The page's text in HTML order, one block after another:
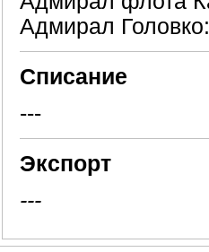
Адмирал
Списание
---
Экспорт
---